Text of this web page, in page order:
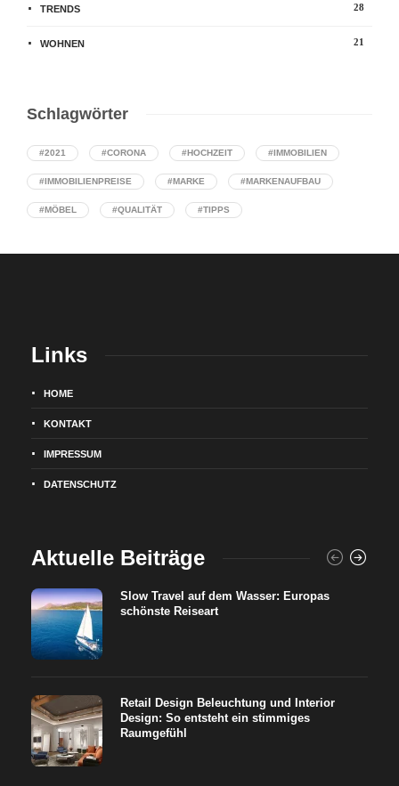
TRENDS 28
WOHNEN 21
Schlagwörter
#2021 #CORONA #HOCHZEIT #IMMOBILIEN
#IMMOBILIENPREISE #MARKE #MARKENAUFBAU
#MÖBEL #QUALITÄT #TIPPS
Links
HOME
KONTAKT
IMPRESSUM
DATENSCHUTZ
Aktuelle Beiträge
Slow Travel auf dem Wasser: Europas
schönste Reiseart
Retail Design Beleuchtung und Interior
Design: So entsteht ein stimmiges
Raumgefühl